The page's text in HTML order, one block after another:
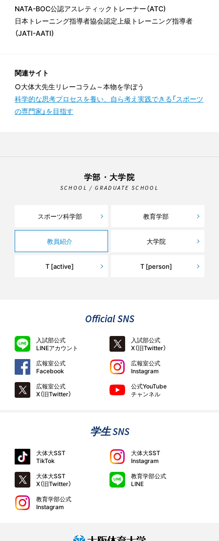
NATA-BOC公認アスレティックトレーナー（ATC)
日本トレーニング指導者協会認定上級トレーニング指導者
（JATI-AATI)
関連サイト
○大体大先生リレーコラム～本物を学ぼう
科学的な思考プロセスを養い、自ら考え実践できる「スポーツ
の専門家」を目指す
学部・大学院
SCHOOL / GRADUATE SCHOOL
スポーツ科学部 教育学部
教員紹介 大学院
T [active] T [person]
Official SNS
入試部公式
LINEアカウント
入試部公式
X（旧Twitter）
広報室公式
Facebook
広報室公式
Instagram
広報室公式
X（旧Twitter）
公式YouTube
チャンネル
学生 SNS
大体大SST
TikTok
大体大SST
Instagram
大体大SST
X（旧Twitter）
教育学部公式
LINE
教育学部公式
Instagram